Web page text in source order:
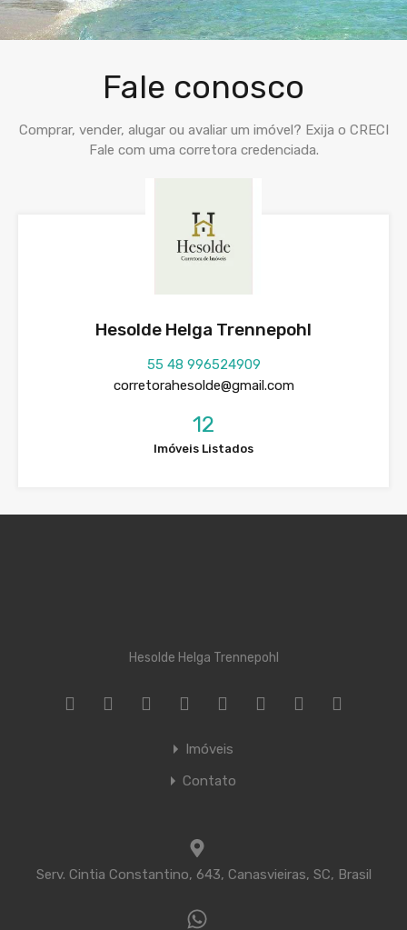
Fale conosco
Comprar, vender, alugar ou avaliar um imóvel? Exija o CRECI
Fale com uma corretora credenciada.
Hesolde Helga Trennepohl
55 48 996524909
corretorahesolde@gmail.com
12
Imóveis Listados
Hesolde Helga Trennepohl
Imóveis
Contato
Serv. Cintia Constantino, 643, Canasvieiras, SC, Brasil